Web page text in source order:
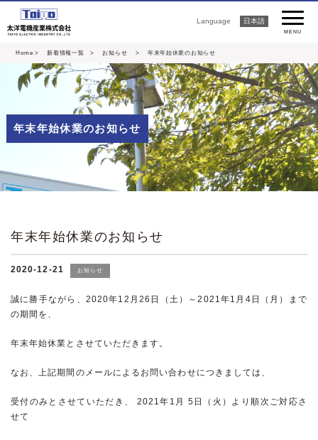
Language 日本語
MENU
Home >新着情報一覧 >お知らせ > 年末年始休業のお知らせ
年末年始休業のお知らせ
年末年始休業のお知らせ
2020-12-21 お知らせ
誠に勝手ながら、2020年12月26日（土）～2021年1月4日（月）まで
の期間を、
年末年始休業とさせていただきます。
なお、上記期間のメールによるお問い合わせにつきましては、
受付のみとさせていただき、 2021年1月 5日（火）より順次ご対応さ
せて